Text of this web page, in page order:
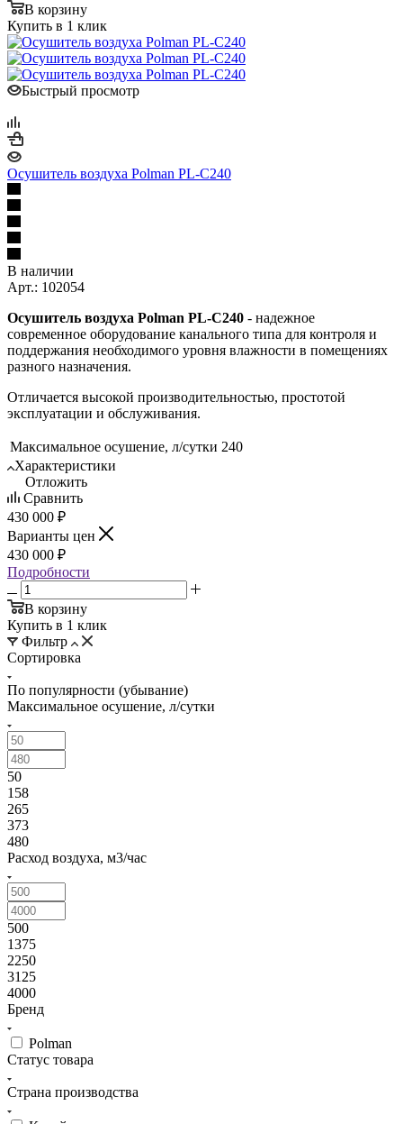
В корзину
Купить в 1 клик
Быстрый просмотр
Осушитель воздуха Polman PL-C240
В наличии
Арт.: 102054
Осушитель воздуха Polman PL-C240 - надежное
современное оборудование канального типа для контроля и
поддержания необходимого уровня влажности в помещениях
разного назначения.
Отличается высокой производительностью, простотой
эксплуатации и обслуживания.
Максимальное осушение, л/сутки 240
Характеристики
Отложить
Сравнить
430 000 ₽
Варианты цен
430 000 ₽
Подробности
В корзину
Купить в 1 клик
Фильтр
Сортировка
По популярности (убывание)
Максимальное осушение, л/сутки
50
158
265
373
480
Расход воздуха, м3/час
500
1375
2250
3125
4000
Бренд
Polman
Статус товара
Страна производства